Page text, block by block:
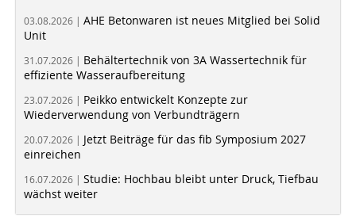
03.08.2026 | AHE Betonwaren ist neues Mitglied bei Solid
Unit
31.07.2026 | Behältertechnik von 3A Wassertechnik für
effiziente Wasseraufbereitung
23.07.2026 | Peikko entwickelt Konzepte zur
Wiederverwendung von Verbundträgern
20.07.2026 | Jetzt Beiträge für das fib Symposium 2027
einreichen
16.07.2026 | Studie: Hochbau bleibt unter Druck, Tiefbau
wächst weiter